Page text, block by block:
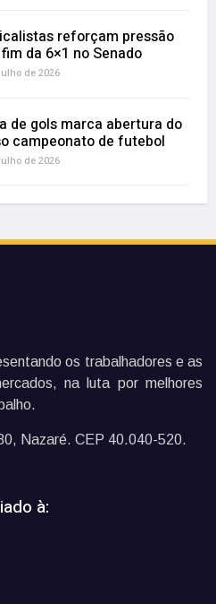
reforçam pressão
da 6×1 no Senado
de 2026
de gols marca abertura do
campeonato de futebol
de 2026
os trabalhadores e as
na luta por melhores
Nazaré. CEP 40.040-520.
à: